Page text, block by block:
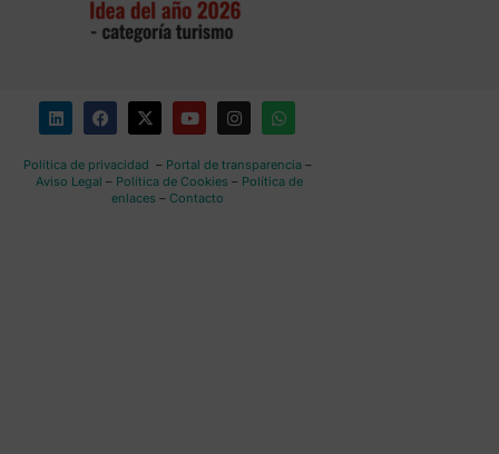
Política de privacidad – Portal de transparencia–
Aviso Legal – Política de Cookies – Política de
enlaces – Contacto